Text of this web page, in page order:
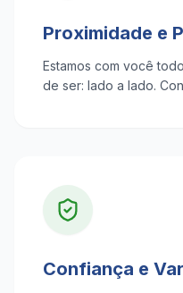
Proximidade e
Estamos com você
de ser: lado a lado.
Confiança e